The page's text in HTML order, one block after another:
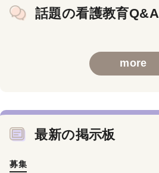
話題の看護教育Q&A
more
最新の掲示板
募集